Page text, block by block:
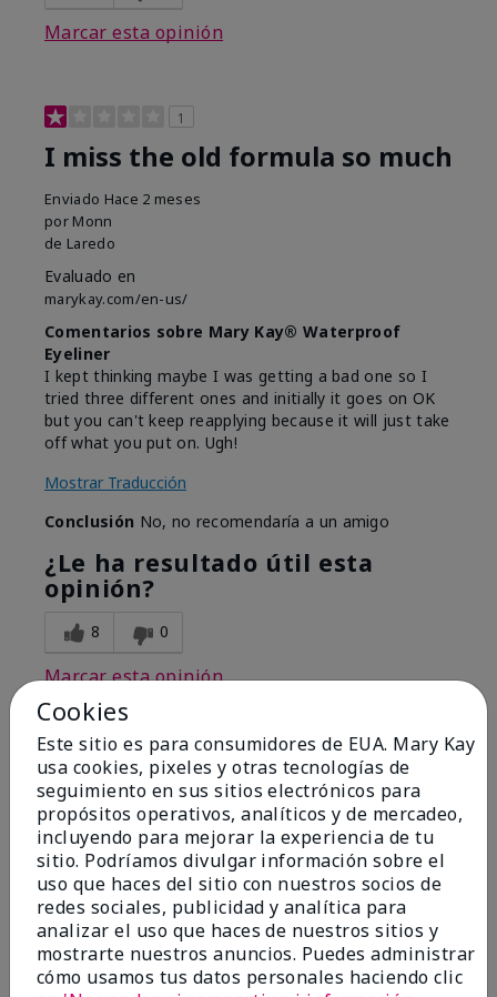
Marcar esta opinión
1
I miss the old formula so much
Enviado Hace 2 meses
por Monn
de Laredo
Evaluado en
marykay.com/en-us/
Comentarios sobre Mary Kay® Waterproof
Eyeliner
I kept thinking maybe I was getting a bad one so I
tried three different ones and initially it goes on OK
but you can't keep reapplying because it will just take
off what you put on. Ugh!
Mostrar Traducción
Conclusión No, no recomendaría a un amigo
¿Le ha resultado útil esta
opinión?
8 0
Marcar esta opinión
1
I have used Marykay eyeliner
since 1992. This new product
go
Enviado
Hace 3 meses
porJacqueline
deSupply
Evaluado en
Cookies
Este sitio es para consumidores de EUA. Mary Kay
usa cookies, pixeles y otras tecnologías de
seguimiento en sus sitios electrónicos para
propósitos operativos, analíticos y de mercadeo,
incluyendo para mejorar la experiencia de tu
sitio. Podríamos divulgar información sobre el
uso que haces del sitio con nuestros socios de
redes sociales, publicidad y analítica para
analizar el uso que haces de nuestros sitios y
mostrarte nuestros anuncios. Puedes administrar
cómo usamos tus datos personales haciendo clic